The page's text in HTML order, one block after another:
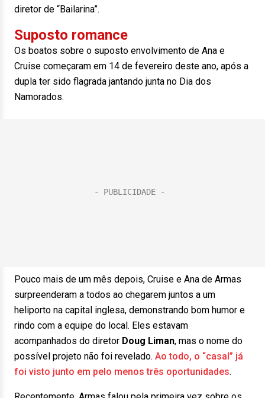
diretor de “Bailarina”.
Suposto romance
Os boatos sobre o suposto envolvimento de Ana e
Cruise começaram em 14 de fevereiro deste ano, após a
dupla ter sido flagrada jantando junta no Dia dos
Namorados.
Pouco mais de um mês depois, Cruise e Ana de Armas
surpreenderam a todos ao chegarem juntos a um
heliporto na capital inglesa, demonstrando bom humor e
rindo com a equipe do local. Eles estavam
acompanhados do diretor Doug Liman, mas o nome do
possível projeto não foi revelado. Ao todo, o “casal” já
foi visto junto em pelo menos três oportunidades.